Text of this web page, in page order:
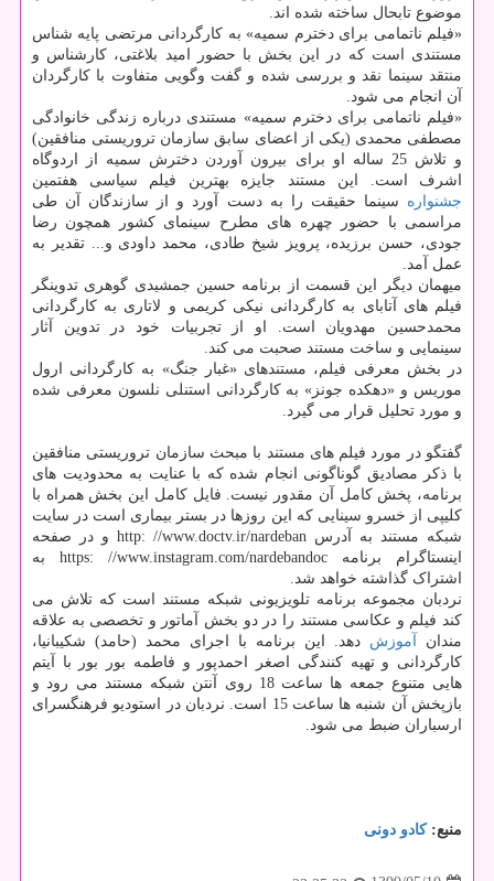
موضوع تابحال ساخته شده اند.
«فیلم ناتمامی برای دخترم سمیه» به کارگردانی مرتضی پایه شناس
مستندی است که در این بخش با حضور امید بلاغتی، کارشناس و
منتقد سینما نقد و بررسی شده و گفت وگویی متفاوت با کارگردان
آن انجام می شود.
«فیلم ناتمامی برای دخترم سمیه» مستندی درباره زندگی خانوادگی
مصطفی محمدی (یکی از اعضای سابق سازمان تروریستی منافقین)
و تلاش 25 ساله او برای بیرون آوردن دخترش سمیه از اردوگاه
اشرف است. این مستند جایزه بهترین فیلم سیاسی هفتمین
جشنواره سینما حقیقت را به دست آورد و از سازندگان آن طی
مراسمی با حضور چهره های مطرح سینمای کشور همچون رضا
جودی، حسن برزیده، پرویز شیخ طادی، محمد داودی و... تقدیر به
عمل آمد.
میهمان دیگر این قسمت از برنامه حسین جمشیدی گوهری تدوینگر
فیلم های آتابای به کارگردانی نیکی کریمی و لاتاری به کارگردانی
محمدحسین مهدویان است. او از تجربیات خود در تدوین آثار
سینمایی و ساخت مستند صحبت می کند.
در بخش معرفی فیلم، مستندهای «غبار جنگ» به کارگردانی ارول
موریس و «دهکده جونز» به کارگردانی استنلی نلسون معرفی شده
و مورد تحلیل قرار می گیرد.
گفتگو در مورد فیلم های مستند با مبحث سازمان تروریستی منافقین
با ذکر مصادیق گوناگونی انجام شده که با عنایت به محدودیت های
برنامه، پخش کامل آن مقدور نیست. فایل کامل این بخش همراه با
کلیپی از خسرو سینایی که این روزها در بستر بیماری است در سایت
شبکه مستند به آدرس http: //www.doctv.ir/nardeban و در صفحه
اینستاگرام برنامه https: //www.instagram.com/nardebandoc به
اشتراک گذاشته خواهد شد.
نردبان مجموعه برنامه تلویزیونی شبکه مستند است که تلاش می
کند فیلم و عکاسی مستند را در دو بخش آماتور و تخصصی به علاقه
مندان
آموزش دهد. این برنامه با اجرای محمد (حامد) شکیبانیا،
کارگردانی و تهیه کنندگی اصغر احمدپور و فاطمه بور بور با آیتم
هایی متنوع جمعه ها ساعت 18 روی آنتن شبکه مستند می رود و
بازپخش آن شنبه ها ساعت 15 است. نردبان در استودیو فرهنگسرای
ارسباران ضبط می شود.
منبع:كادو دونی